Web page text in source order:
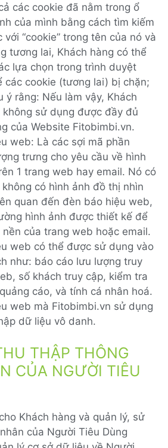
các cookie đã nằm trong ổ
của mình bằng cách tìm kiếm
với “cookie” trong tên của nó và
tương lai, Khách hàng có thể
lựa chọn trong trình duyệt
các cookie (tương lai) bị chặn;
ý rằng: Nếu làm vậy, Khách
không sử dụng được đầy đủ
của Website Fitobimbi.vn.
web: Là các sợi mã phần
trưng cho yêu cầu về hình
1 trang web hay email. Nó có
có hình ảnh đồ thị nhìn
quan đến đèn báo hiệu web,
hình ảnh được thiết kế để
của trang web hoặc email.
web có thể được sử dụng vào
như: báo cáo lưu lượng truy
số khách truy cập, kiểm tra
cáo, và tính cá nhân hoá.
web mà Fitobimbi.vn sử dụng
dữ liệu vô danh.
THẬP THÔNG
CỦA NGƯỜI TIÊU
Khách hàng và quản lý, sử
của Người Tiêu Dùng